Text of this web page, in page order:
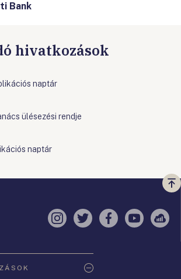
Bank
hivatkozások
naptár
ülésezési rendje
naptár
a
Instagram
TwitterFacebook
YouTube